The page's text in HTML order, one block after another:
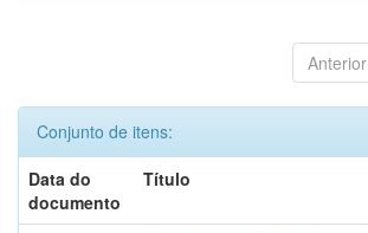
Anterior
Conjunto de itens:
Data do
documento
Título